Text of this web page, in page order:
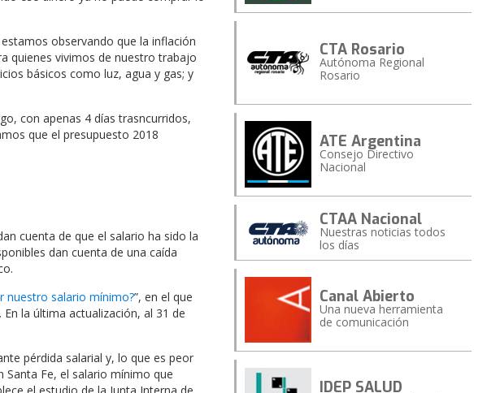
observando que la inflación
quienes vivimos de nuestro trabajo
básicos como luz, agua y gas; y
con apenas 4 días trasncurridos,
que el presupuesto 2018
cuenta de que el salario ha sido la
dan cuenta de una caída
nuestro salario mínimo?”, en el que
la última actualización, al 31 de
pérdida salarial y, lo que es peor
Santa Fe, el salario mínimo que
CTA Rosario
Autónoma Regional
Rosario
ATE Argentina
Consejo Directivo
Nacional
CTAA Nacional
Nuestras noticias todos
los días
Canal Abierto
Una nueva herramienta
de comunicación
IDEP SALUD